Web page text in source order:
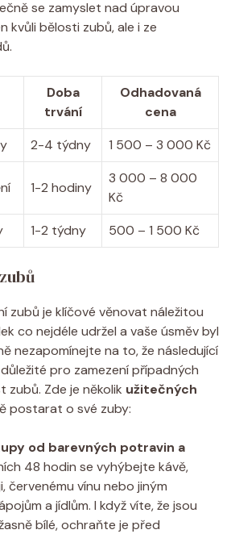
se zamyslet nad úpravou
kvůli bělosti zubů, ale i ze
Doba
trvání
Odhadovaná
cena
2-4 týdny 1 500 – 3 000 Kč
1-2 hodiny
3 000 – 8 000
Kč
1-2 týdny 500 – 1 500 Kč
zubů je klíčové věnovat náležitou
co nejdéle udržel a vaše úsměv byl
nezapomínejte na to, že následující
pro zamezení případných
Zde je několik užitečných
postarat o své zuby:
od barevných potravin a
48 hodin se vyhýbejte kávě,
červenému vínu nebo jiným
a jídlům. I když víte, že jsou
bílé, ochraňte je před